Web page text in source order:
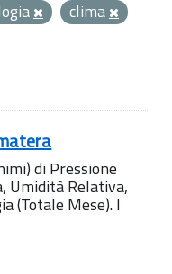
clima
di Pressione
Umidità Relativa,
(Totale Mese). I